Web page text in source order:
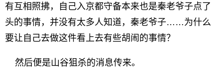
有互相照拂，自己入京都守备本来也是秦老爷子点了
头的事情，并没有太多人知道，秦老爷子……为什么
要让自己去做这件看上去有些胡闹的事情？
然后便是山谷狙杀的消息传来。